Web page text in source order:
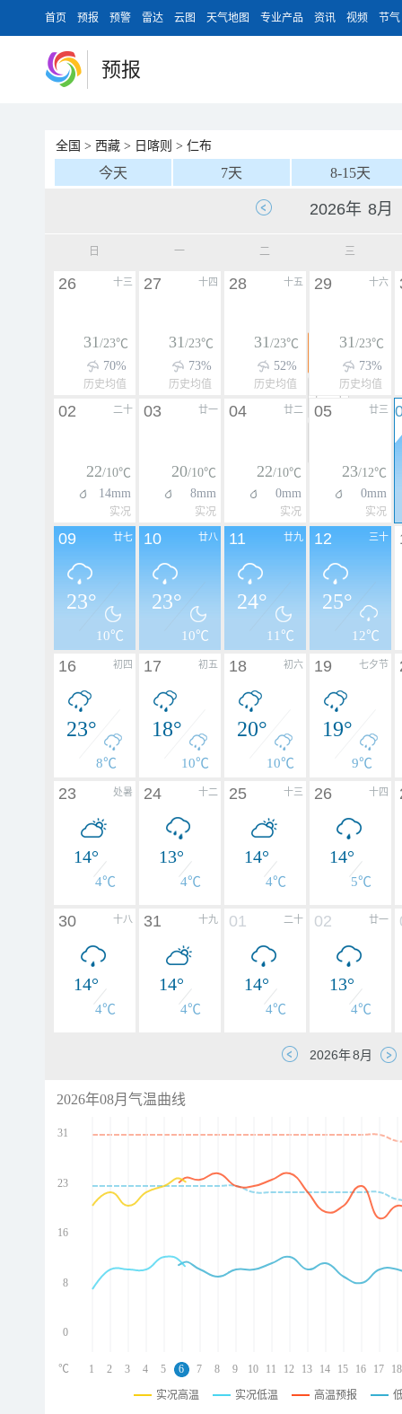
首页 预报 预警 雷达 云图 天气地图 专业产品 资讯 视频 节气
预报
全国 > 西藏 > 日喀则 > 仁布
今天 7天 8-15天
日 一 二 三
十三
26
31/23℃
70%
历史均值
十四
27
31/23℃
73%
历史均值
十五
28
31/23℃
52%
历史均值
十六
29
31/23℃
73%
历史均值
二十
02
22/10℃
14mm
实况
廿一
03
20/10℃
8mm
实况
廿二
04
22/10℃
0mm
实况
廿三
05
23/12℃
0mm
实况
廿七
09
23°
10℃
廿八
10
23°
10℃
廿九
11
24°
11℃
三十
12
25°
12℃
初四
16
23°
8℃
初五
17
18°
10℃
初六
18
20°
10℃
七夕节
19
19°
9℃
处暑
23
14°
4℃
十二
24
13°
4℃
十三
25
14°
4℃
十四
26
14°
5℃
十八
30
14°
4℃
十九
31
14°
4℃
二十
01
14°
4℃
廿一
02
13°
4℃
2026年08月气温曲线
31
23
16
8
0
1 2 3 4 5 6 7 8 9 10 11 12 13 14 15 16 17 18
℃
实况高温 实况低温 高温预报